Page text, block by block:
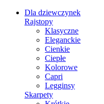
Dla dziewczynek
Rajstopy
Klasyczne
Eleganckie
Cienkie
Ciepłe
Kolorowe
Capri
Legginsy
Skarpety